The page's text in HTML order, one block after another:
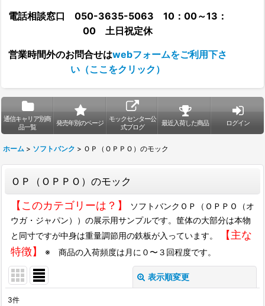
電話相談窓口 050-3635-5063 10：00～13：
00 土日祝定休
営業時間外のお問合せはwebフォームをご利用下さ
い（ここをクリック）
通信キャリア別商
品一覧
発売年別のページ
モックセンター公
式ブログ
最近入荷した商品 ログイン
ホーム > ソフトバンク > ＯＰ（ＯＰＰＯ）のモック
ＯＰ（ＯＰＰＯ）のモック
【このカテゴリーは？】
ソフトバンクＯＰ（ＯＰＰＯ（オ
ウガ・ジャパン））の展示用サンプルです。筐体の大部分は本物
と同寸ですが中身は重量調節用の鉄板が入っています。
【主な
特徴】
※ 商品の入荷頻度は月に０〜３回程度です。
表示順変更
3件